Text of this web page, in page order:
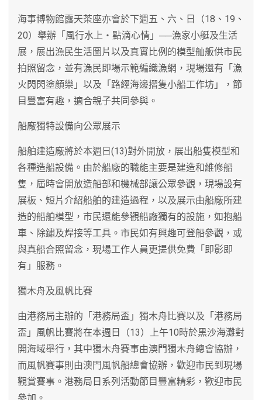
海事博物館露天茶座亦會於下週五、六、日（18、19、
20）舉辦「風行水上‧點滴心情」──漁家小艇及生活
展，展出漁民生活圖片以及真實比例的模型舢舨供市民
拍照留念，並有漁民即場示範編織漁網，現場還有「漁
火閃閃塗顏樂」以及「路經海邊摺隻小船工作坊」，節
目豐富有趣，適合親子共同參與。
船廠獨特設備向公眾展示
船舶建造廠將於本週日(13)對外開放，展出船隻模型和
各種造船設備。由於船廠的職能主要是建造和維修船
隻，屆時會開放造船部和機械部讓公眾參觀，現場設有
展板、短片介紹船舶的建造過程，以及展示由船廠所建
造的船舶模型，市民還能參觀船廠獨有的設施，如抱船
車、除鏽及焊接等工具。市民如有興趣可登船參觀，或
與真船合照留念，現場工作人員更提供免費「即影即
有」服務。
獨木舟及風帆比賽
由港務局主辦的「港務局盃」獨木舟比賽以及「港務局
盃」風帆比賽將在本週日（13）上午10時於黑沙海灘對
開海域舉行，其中獨木舟賽事由澳門獨木舟總會協辦，
而風帆賽事則由澳門風帆船總會協辦，歡迎市民到現場
觀賞賽事。港務局日系列活動節目豐富精彩，歡迎市民